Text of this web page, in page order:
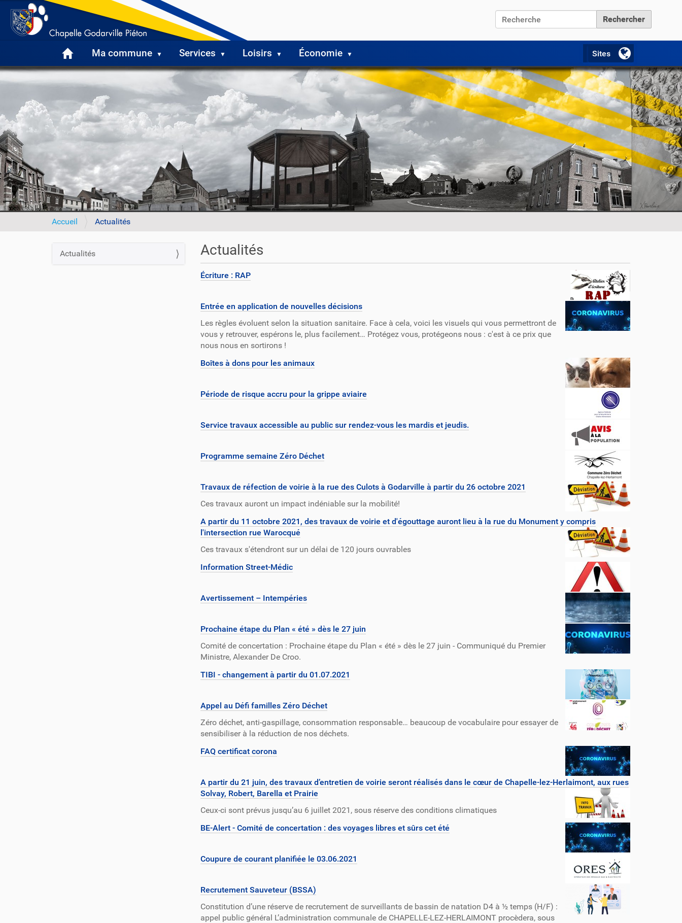
Chercher par
Ma commune Services Loisirs Économie
V
Accueil Actualités
Actualités
Écriture : RAP
Entrée en application de nouvelles décisions
Les règles évoluent selon la situation sanitaire. Face à cela, voici les visuels qui vous permettront de
vous y retrouver, espérons le, plus facilement… Protégez vous, protégeons nous : c'est à ce prix que
nous nous en sortirons !
Boîtes à dons pour les animaux
Période de risque accru pour la grippe aviaire
Service travaux accessible au public sur rendez-vous les mardis et jeudis.
Programme semaine Zéro Déchet
Travaux de réfection de voirie à la rue des Culots à Godarville à partir du 26 octobre 2021
Ces travaux auront un impact indéniable sur la mobilité!
A partir du 11 octobre 2021, des travaux de voirie et d'égouttage auront lieu à la rue du Monument y compris
l'intersection rue Warocqué
Ces travaux s'étendront sur un délai de 120 jours ouvrables
Information Street-Médic
Avertissement – Intempéries
Prochaine étape du Plan « été » dès le 27 juin
Comité de concertation : Prochaine étape du Plan « été » dès le 27 juin - Communiqué du Premier
Ministre, Alexander De Croo.
TIBI - changement à partir du 01.07.2021
Appel au Défi familles Zéro Déchet
Zéro déchet, anti-gaspillage, consommation responsable… beaucoup de vocabulaire pour essayer de
sensibiliser à la réduction de nos déchets.
FAQ certificat corona
A partir du 21 juin, des travaux d’entretien de voirie seront réalisés dans le cœur de Chapelle-lez-Herlaimont, aux rues
Solvay, Robert, Barella et Prairie
Ceux-ci sont prévus jusqu’au 6 juillet 2021, sous réserve des conditions climatiques
BE-Alert - Comité de concertation : des voyages libres et sûrs cet été
Coupure de courant planifiée le 03.06.2021
Recrutement Sauveteur (BSSA)
Constitution d’une réserve de recrutement de surveillants de bassin de natation D4 à ½ temps (H/F) :
appel public général L’administration communale de CHAPELLE-LEZ-HERLAIMONT procèdera, sous
N
Actualités